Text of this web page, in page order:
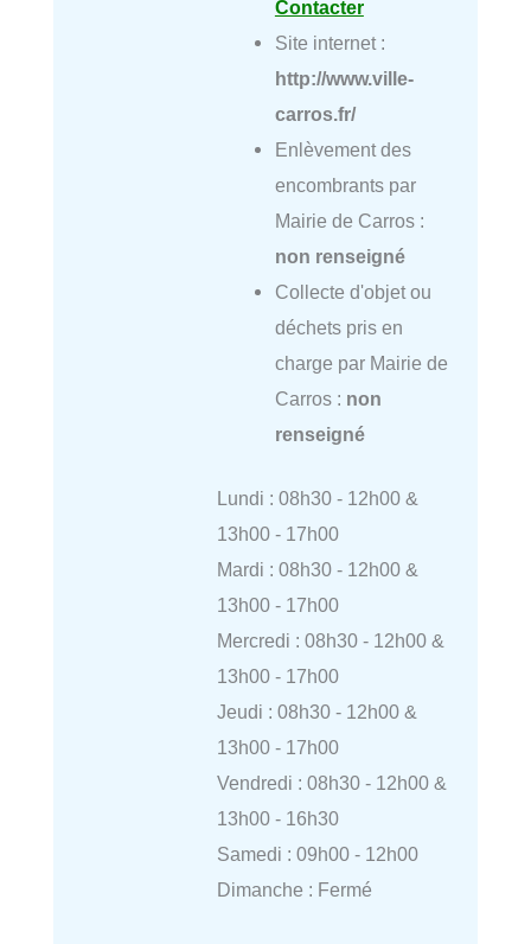
Contacter
Site internet :
http://www.ville-
carros.fr/
Enlèvement des
encombrants par
Mairie de Carros :
non renseigné
Collecte d'objet ou
déchets pris en
charge par Mairie de
Carros : non
renseigné
Lundi : 08h30 - 12h00 &
13h00 - 17h00
Mardi : 08h30 - 12h00 &
13h00 - 17h00
Mercredi : 08h30 - 12h00 &
13h00 - 17h00
Jeudi : 08h30 - 12h00 &
13h00 - 17h00
Vendredi : 08h30 - 12h00 &
13h00 - 16h30
Samedi : 09h00 - 12h00
Dimanche : Fermé